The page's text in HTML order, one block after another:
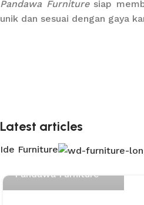
Pandawa Furnituresiap
unik dan sesuai dengan gaya
Latest articles
Ide Furniture
Pandawa Furniture